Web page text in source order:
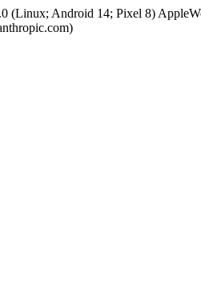
(Linux; Android 14; Pixel 8)